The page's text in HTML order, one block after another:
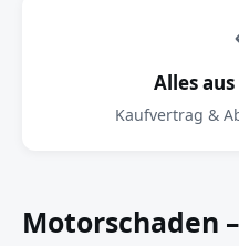
Alles
Kaufvertrag &
Motorschaden